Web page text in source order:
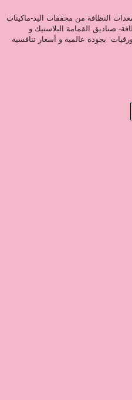
النظافة من مجففات اليد-ماكينات
صناديق القمامة البلاستيك و
بجودة عالمية و أسعار تنافسية